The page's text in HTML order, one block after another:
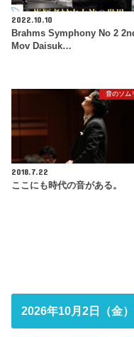
2022.10.10
Brahms Symphony No 2
Mov Daisuk…
音のソム
2018.7.22
ここにも時代の音がある。
2026年10月2日（金